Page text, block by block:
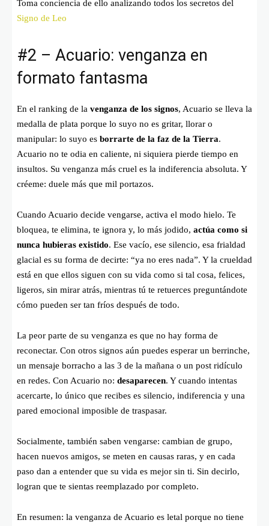
Toma conciencia de ello analizando todos los secretos del
Signo de Leo
#2 – Acuario: venganza en
formato fantasma
En el ranking de la venganza de los signos, Acuario se lleva la
medalla de plata porque lo suyo no es gritar, llorar o
manipular: lo suyo es borrarte de la faz de la Tierra.
Acuario no te odia en caliente, ni siquiera pierde tiempo en
insultos. Su venganza más cruel es la indiferencia absoluta. Y
créeme: duele más que mil portazos.
Cuando Acuario decide vengarse, activa el modo hielo. Te
bloquea, te elimina, te ignora y, lo más jodido, actúa como si
nunca hubieras existido. Ese vacío, ese silencio, esa frialdad
glacial es su forma de decirte: “ya no eres nada”. Y la crueldad
está en que ellos siguen con su vida como si tal cosa, felices,
ligeros, sin mirar atrás, mientras tú te retuerces preguntándote
cómo pueden ser tan fríos después de todo.
La peor parte de su venganza es que no hay forma de
reconectar. Con otros signos aún puedes esperar un berrinche,
un mensaje borracho a las 3 de la mañana o un post ridículo
en redes. Con Acuario no: desaparecen. Y cuando intentas
acercarte, lo único que recibes es silencio, indiferencia y una
pared emocional imposible de traspasar.
Socialmente, también saben vengarse: cambian de grupo,
hacen nuevos amigos, se meten en causas raras, y en cada
paso dan a entender que su vida es mejor sin ti. Sin decirlo,
logran que te sientas reemplazado por completo.
En resumen: la venganza de Acuario es letal porque no tiene